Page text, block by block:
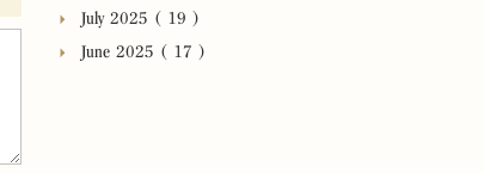
July 2025 ( 19 )
June 2025 ( 17 )